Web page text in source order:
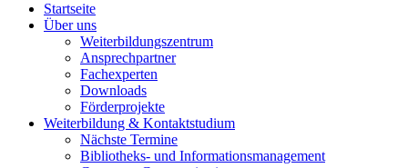
Startseite
Über uns
Weiterbildungszentrum
Ansprechpartner
Fachexperten
Downloads
Förderprojekte
Weiterbildung & Kontaktstudium
Nächste Termine
Bibliotheks- und Informationsmanagement